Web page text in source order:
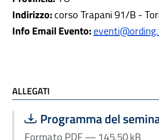
Indirizzo:corso Trapani 91/B -
Info Email Evento:
ALLEGATI
ALLEGATI
Scarica file:
Programma del
Formato PDF —
Formato PDF — 145.50 kB